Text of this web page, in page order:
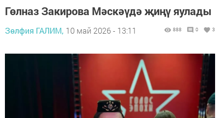
Гөлназ Закирова Мәскәүдә җиңү яулады
Зөлфия ГАЛИМ, 10 май 2026 - 13:11 888 0 3